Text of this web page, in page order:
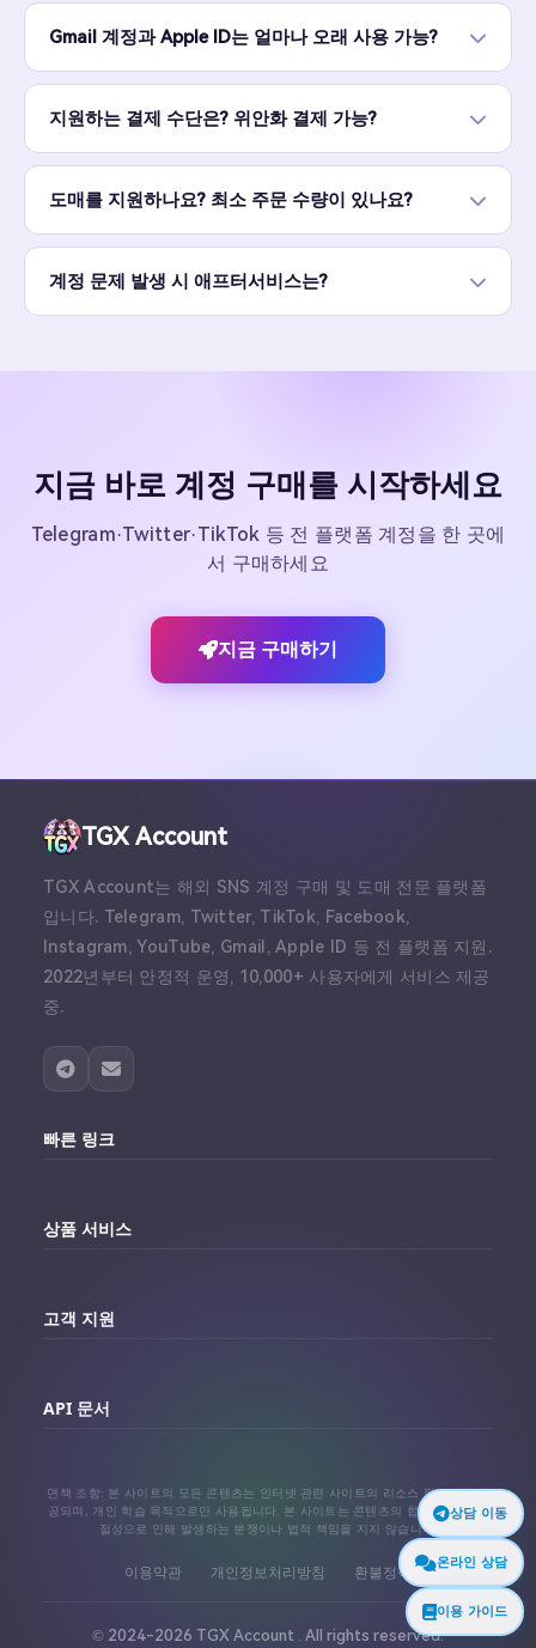
Gmail 계정과 Apple ID는 얼마나 오래 사용 가능?
지원하는 결제 수단은? 위안화 결제 가능?
도매를 지원하나요? 최소 주문 수량이 있나요?
계정 문제 발생 시 애프터서비스는?
지금 바로 계정 구매를 시작하세요
Telegram·Twitter·TikTok 등 전 플랫폼 계정을 한 곳에
서 구매하세요
지금 구매하기
상담 이동
온라인 상담
이용 가이드
TGX Account
TGX Account는 해외 SNS 계정 구매 및 도매 전문 플랫폼
입니다. Telegram, Twitter, TikTok, Facebook,
Instagram, YouTube, Gmail, Apple ID 등 전 플랫폼 지원.
2022년부터 안정적 운영, 10,000+ 사용자에게 서비스 제공
중.
빠른 링크
주문내역
상품 서비스
Facebook 계정 구매
TikTok 계정 구매
고객 지원
API 문서
대리점 연동 가이드
면책 조항: 본 사이트의 모든 콘텐츠는 인터넷 관련 사이트의 리소스 링크에서 제
공되며, 개인 학습 목적으로만 사용됩니다. 본 사이트는 콘텐츠의 합법성 또는 적
절성으로 인해 발생하는 분쟁이나 법적 책임을 지지 않습니다.
이용약관 개인정보처리방침 환불정책
© 2024-2026 TGX Account . All rights reserved.